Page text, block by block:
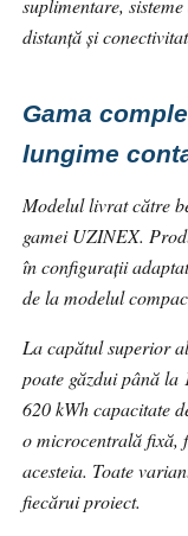
suplimentare,
distanță și
Gama
lungime
Modelul livrat către
gamei UZINEX.
în configurații
de la modelul
La capătul superior
poate găzdui până la
620 kWh capacitate
o microcentrală fixă,
acesteia. Toate
fiecărui proiect.